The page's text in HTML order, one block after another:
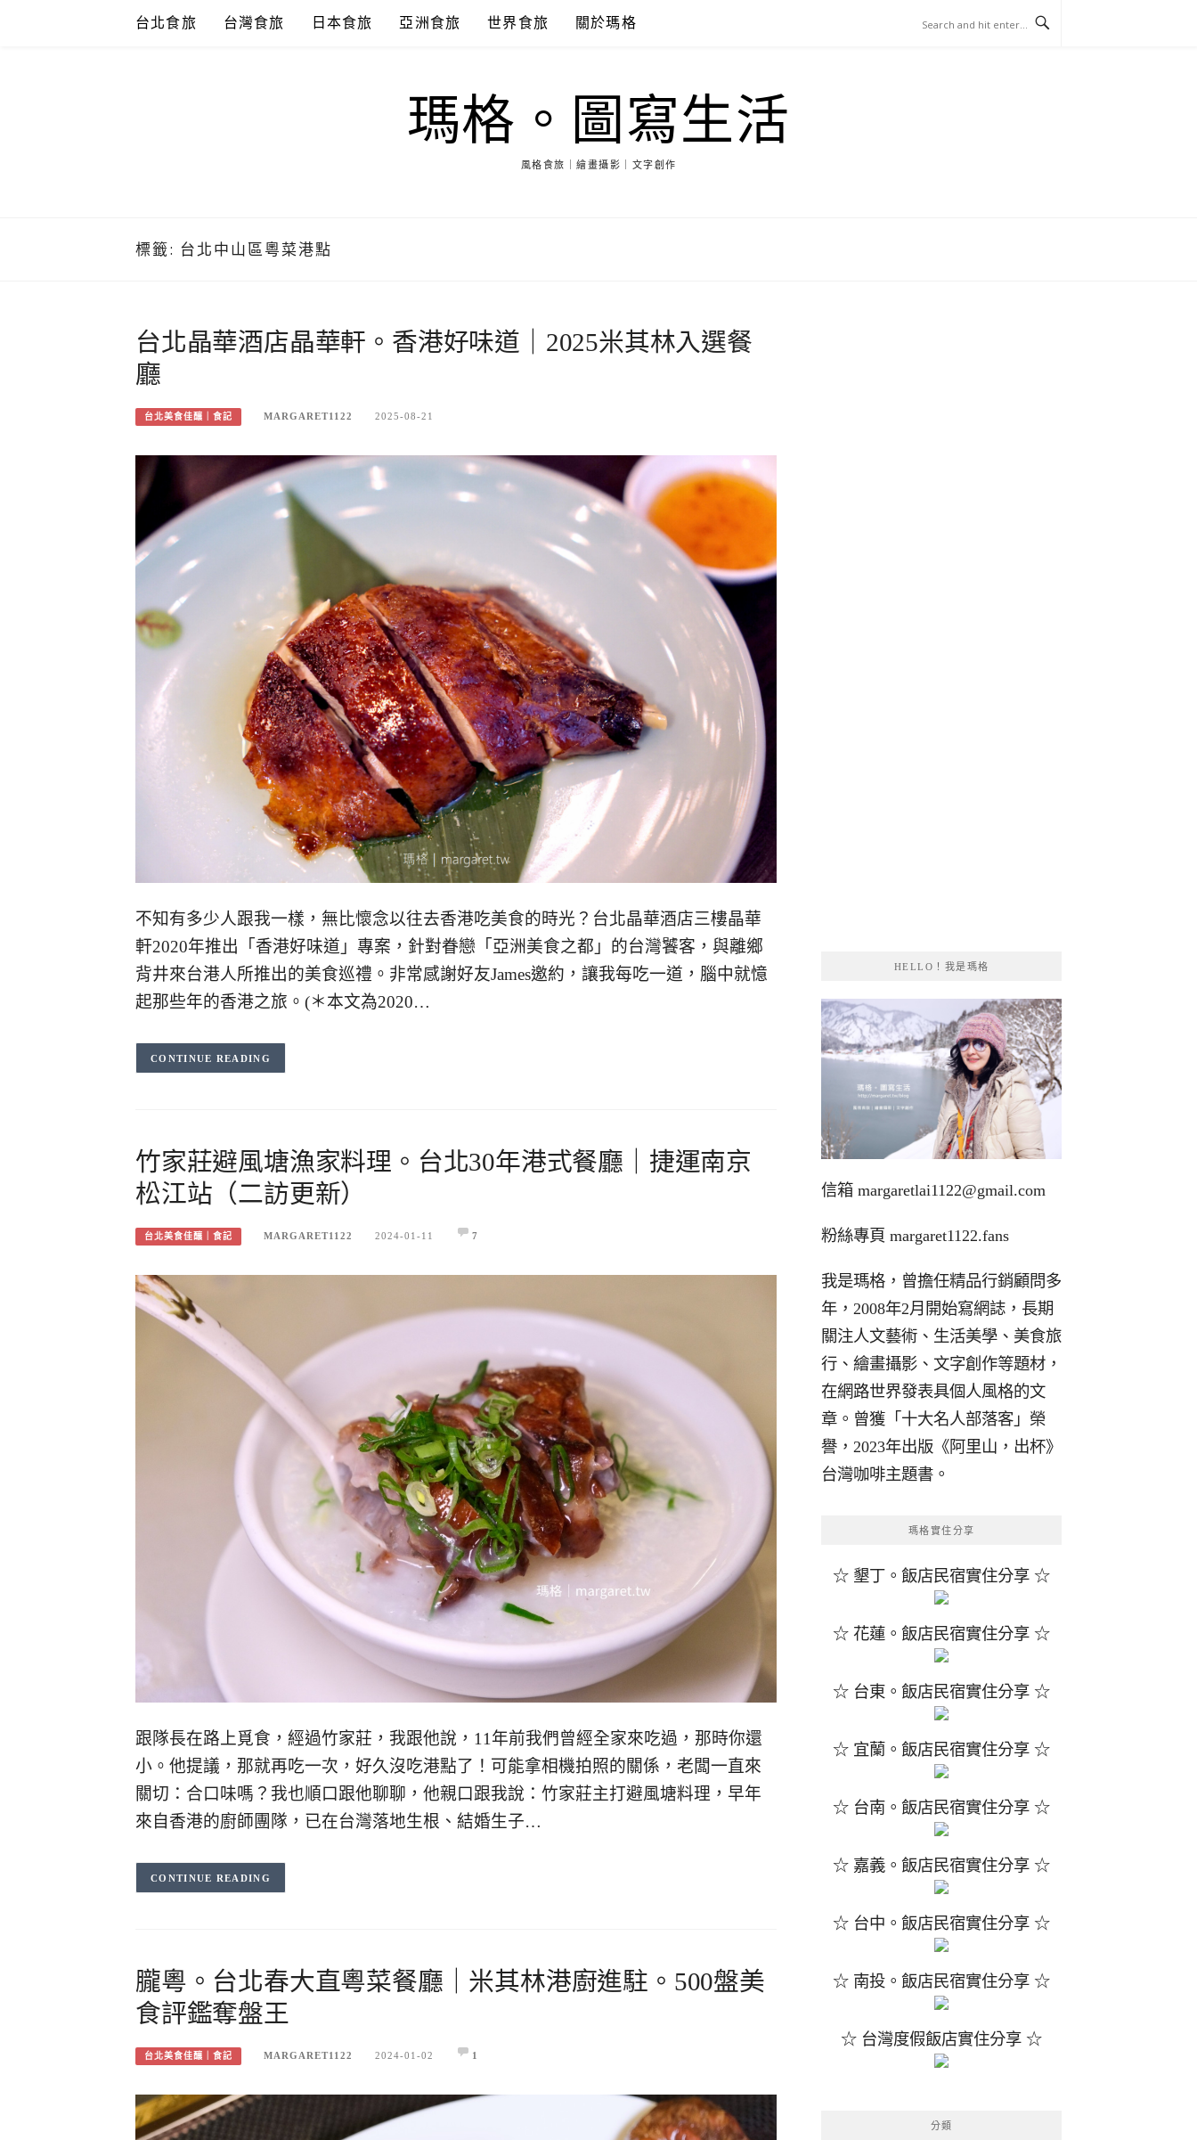
台北食旅 台灣食旅 日本食旅 亞洲食旅 世界食旅 關於瑪格
瑪格。圖寫生活
風格食旅｜繪畫攝影｜文字創作
標籤: 台北中山區粵菜港點
台北晶華酒店晶華軒。香港好味道｜2025米其林入選餐
廳
台北美食佳釀｜食記 MARGARET1122 2025-08-21
不知有多少人跟我一樣，無比懷念以往去香港吃美食的時光？台北晶華酒店三樓晶華
軒2020年推出「香港好味道」專案，針對眷戀「亞洲美食之都」的台灣饕客，與離鄉
背井來台港人所推出的美食巡禮。非常感謝好友James邀約，讓我每吃一道，腦中就憶
起那些年的香港之旅。(＊本文為2020…
CONTINUE READING
竹家莊避風塘漁家料理。台北30年港式餐廳｜捷運南京
松江站（二訪更新）
台北美食佳釀｜食記 MARGARET1122 2024-01-11 7
跟隊長在路上覓食，經過竹家莊，我跟他說，11年前我們曾經全家來吃過，那時你還
小。他提議，那就再吃一次，好久沒吃港點了！可能拿相機拍照的關係，老闆一直來
關切：合口味嗎？我也順口跟他聊聊，他親口跟我說：竹家莊主打避風塘料理，早年
來自香港的廚師團隊，已在台灣落地生根、結婚生子…
CONTINUE READING
朧粵。台北春大直粵菜餐廳｜米其林港廚進駐。500盤美
食評鑑奪盤王
台北美食佳釀｜食記 MARGARET1122 2024-01-02 1
HELLO！我是瑪格
信箱 margaretlai1122@gmail.com
粉絲專頁 margaret1122.fans
我是瑪格，曾擔任精品行銷顧問多
年，2008年2月開始寫網誌，長期
關注人文藝術、生活美學、美食旅
行、繪畫攝影、文字創作等題材，
在網路世界發表具個人風格的文
章。曾獲「十大名人部落客」榮
譽，2023年出版《阿里山，出杯》
台灣咖啡主題書。
瑪格實住分享
☆ 墾丁。飯店民宿實住分享 ☆
☆ 花蓮。飯店民宿實住分享 ☆
☆ 台東。飯店民宿實住分享 ☆
☆ 宜蘭。飯店民宿實住分享 ☆
☆ 台南。飯店民宿實住分享 ☆
☆ 嘉義。飯店民宿實住分享 ☆
☆ 台中。飯店民宿實住分享 ☆
☆ 南投。飯店民宿實住分享 ☆
☆ 台灣度假飯店實住分享 ☆
分類